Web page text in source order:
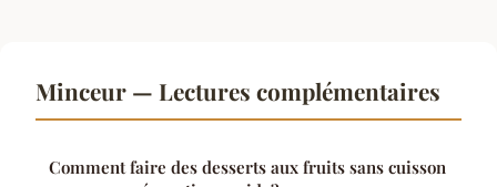
Minceur — Lectures complémentaires
Comment faire des desserts aux fruits sans cuisson